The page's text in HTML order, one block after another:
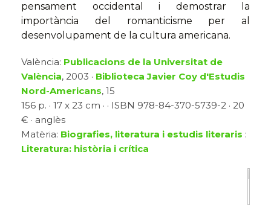
pensament occidental i demostrar la
importància del romanticisme per al
desenvolupament de la cultura americana.
València: Publicacions de la Universitat de
València, 2003 · Biblioteca Javier Coy d'Estudis
Nord-Americans, 15
156 p. · 17 x 23 cm · · ISBN 978-84-370-5739-2 · 20
€ · anglès
Matèria: Biografies, literatura i estudis literaris :
Literatura: història i crítica